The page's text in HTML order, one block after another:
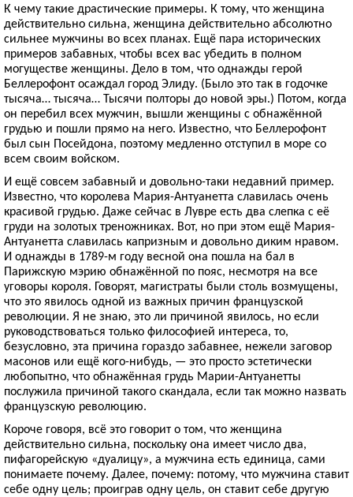
К чему такие драстические примеры. К тому, что женщина
действительно сильна, женщина действительно абсолютно
сильнее мужчины во всех планах. Ещё пара исторических
примеров забавных, чтобы всех вас убедить в полном
могуществе женщины. Дело в том, что однажды герой
Беллерофонт осаждал город Элиду. (Было это так в годочке
тысяча… тысяча… Тысячи полторы до новой эры.) Потом, когда
он перебил всех мужчин, вышли женщины с обнажённой
грудью и пошли прямо на него. Известно, что Беллерофонт
был сын Посейдона, поэтому медленно отступил в море со
всем своим войском.
И ещё совсем забавный и довольно-таки недавний пример.
Известно, что королева Мария-Антуанетта славилась очень
красивой грудью. Даже сейчас в Лувре есть два слепка с её
груди на золотых треножниках. Вот, но при этом ещё Мария-
Антуанетта славилась капризным и довольно диким нравом.
И однажды в 1789-м году весной она пошла на бал в
Парижскую мэрию обнажённой по пояс, несмотря на все
уговоры короля. Говорят, магистраты были столь возмущены,
что это явилось одной из важных причин французской
революции. Я не знаю, это ли причиной явилось, но если
руководствоваться только философией интереса, то,
безусловно, эта причина гораздо забавнее, нежели заговор
масонов или ещё кого-нибудь, — это просто эстетически
любопытно, что обнажённая грудь Марии-Антуанетты
послужила причиной такого скандала, если так можно назвать
французскую революцию.
Короче говоря, всё это говорит о том, что женщина
действительно сильна, поскольку она имеет число два,
пифагорейскую «дуалицу», а мужчина есть единица, сами
понимаете почему. Далее, почему: потому, что мужчина ставит
себе одну цель; проиграв одну цель, он ставит себе другую